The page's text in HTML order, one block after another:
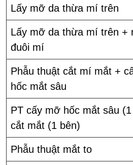
Lấy mỡ da thừa mí trên
Lấy mỡ da thừa mí trên +
đuôi mí
Phẫu thuật cắt mí mắt +
hốc mắt sâu
PT cấy mỡ hốc mắt sâu
cắt mắt (1 bên)
Phẫu thuật mắt to